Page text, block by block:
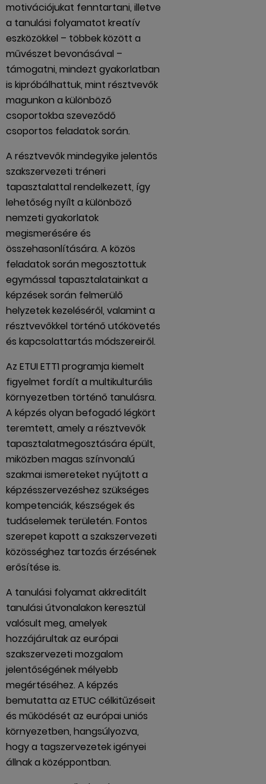
motivációjukat fenntartani, illetve
a tanulási folyamatot kreatív
eszközökkel – többek között a
művészet bevonásával –
támogatni, mindezt gyakorlatban
is kipróbálhattuk, mint résztvevők
magunkon a különböző
csoportokba szeveződő
csoportos feladatok során.
A résztvevők mindegyike jelentős
szakszervezeti tréneri
tapasztalattal rendelkezett, így
lehetőség nyílt a különböző
nemzeti gyakorlatok
megismerésére és
összehasonlítására. A közös
feladatok során megosztottuk
egymással tapasztalatainkat a
képzések során felmerülő
helyzetek kezeléséről, valamint a
résztvevőkkel történő utókövetés
és kapcsolattartás módszereiről.
Az ETUI ETT1 programja kiemelt
figyelmet fordít a multikulturális
környezetben történő tanulásra.
A képzés olyan befogadó légkört
teremtett, amely a résztvevők
tapasztalatmegosztására épült,
miközben magas színvonalú
szakmai ismereteket nyújtott a
képzésszervezéshez szükséges
kompetenciák, készségek és
tudáselemek területén. Fontos
szerepet kapott a szakszervezeti
közösséghez tartozás érzésének
erősítése is.
A tanulási folyamat akkreditált
tanulási útvonalakon keresztül
valósult meg, amelyek
hozzájárultak az európai
szakszervezeti mozgalom
jelentőségének mélyebb
megértéséhez. A képzés
bemutatta az ETUC célkitűzéseit
és működését az európai uniós
környezetben, hangsúlyozva,
hogy a tagszervezetek igényei
állnak a középpontban.